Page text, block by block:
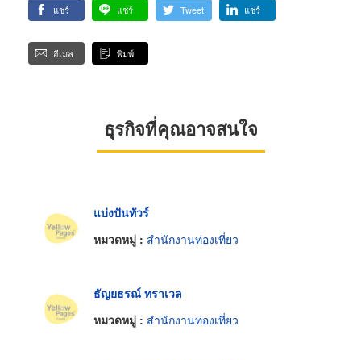
แชร์ แชร์ Tweet แชร์
อีเมล พิมพ์
ธุรกิจที่คุณอาจสนใจ
แบ่งปันทัวร์
หมวดหมู่ : สำนักงานท่องเที่ยว
ธัญยธรณ์ ทราเวล
หมวดหมู่ : สำนักงานท่องเที่ยว